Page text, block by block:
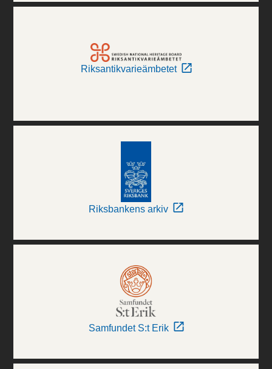
Riksantikvarieämbetet
Riksbankens arkiv
Samfundet S:t Erik